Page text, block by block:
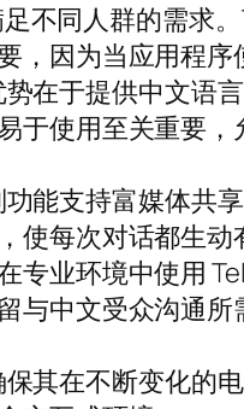
足不同人群的需求
，因为当应用程
在于提供中文语
于使用至关重要，
能支持富媒体共
使每次对话都生
专业环境中使用
与中文受众沟通所
其在不断变化的